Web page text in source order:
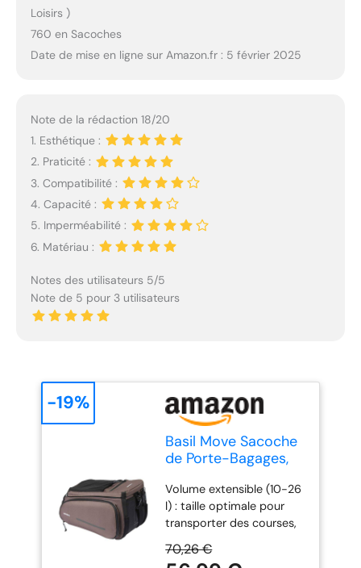
Loisirs )
760 en Sacoches
Date de mise en ligne sur Amazon.fr : 5 février 2025
Note de la rédaction 18/20
1. Esthétique :
2. Praticité :
3. Compatibilité :
4. Capacité :
5. Imperméabilité :
6. Matériau :
Notes des utilisateurs 5/5
Note de 5 pour 3 utilisateurs
Basil Move Sacoche
de Porte-Bagages,
imperméable, en
Polyester recyclé,
Compatible avec
Les plaques
d'adaptation MIK &
Volume extensible (10-26
l) : taille optimale pour
transporter des courses,
équipements de sport.
70,26 €
-19%